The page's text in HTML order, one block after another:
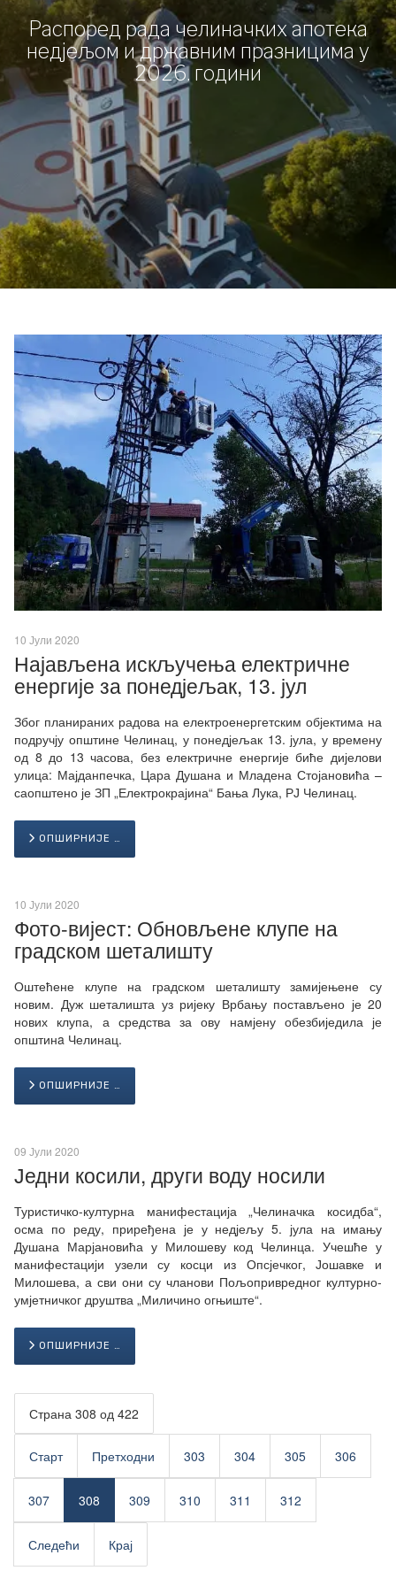
Распоред рада челиначких апотека
недјељом и државним празницима у
2026. години
10 Јули 2020
Најављена искључења електричне
енергије за понедјељак, 13. јул
Због планираних радова на електроенергетским објектима на
подручју општине Челинац, у понедјељак 13. јула, у времену
од 8 до 13 часова, без електричне енергије биће дијелови
улица: Мајданпечка, Цара Душана и Младена Стојановића –
саопштено је ЗП „Електрокрајина“ Бања Лука, РЈ Челинац.
ОПШИРНИЈЕ …
10 Јули 2020
Фото-вијест: Обновљене клупе на
градском шеталишту
Оштећене клупе на градском шеталишту замијењене су
новим. Дуж шеталишта уз ријеку Врбању постављено је 20
нових клупа, а средства за ову намјену обезбиједила је
општинa Челинац.
ОПШИРНИЈЕ …
09 Јули 2020
Једни косили, други воду носили
Туристичко-културна манифестација „Челиначка косидба“,
осма по реду, приређена је у недјељу 5. јула на имању
Душана Марјановића у Милошеву код Челинца. Учешће у
манифестацији узели су косци из Опсјечког, Јошавке и
Милошева, а сви они су чланови Пољопривредног културно-
умјетничког друштва „Миличино огњиште“.
ОПШИРНИЈЕ …
Страна 308 од 422
Старт Претходни 303 304 305 306
307 308 309 310 311 312
Следећи Крај